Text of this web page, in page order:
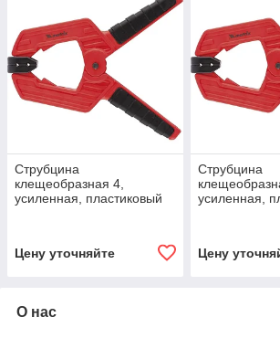
Струбцина
клещеобразная 4,
усиленная, пластиковый
рукоятки, 100 мм. MATRIX
Цену уточняйте
Струбцина
усиленная,
рукоятки,
Цену
О нас